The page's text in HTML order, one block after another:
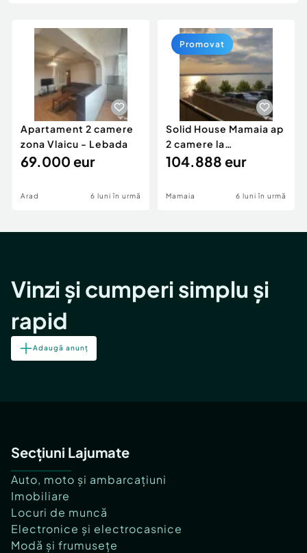
Animale de companie
Afaceri și echipamente profesionale
Inchiriere Bunuri si Vehicule
Piese auto si accesorii
Dacia Duster
Apartament 2 camere
zona Vlaicu - Lebada
69.000 eur
Arad 6 luni în urmă
Solid House Mamaia ap
2 camere la
cheie,langa Mega
104.888 eur
Mamaia 6 luni în urmă
Promovat
Vinzi și cumperi simplu și
rapid
Adaugă anunț
Secțiuni Lajumate
Auto, moto și ambarcațiuni
Imobiliare
Locuri de muncă
Electronice și electrocasnice
Modă și frumusețe